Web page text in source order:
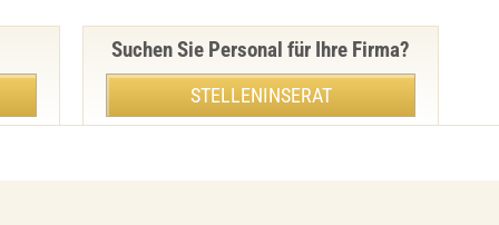
Suchen Sie Personal für Ihre Firma?
STELLENINSERAT